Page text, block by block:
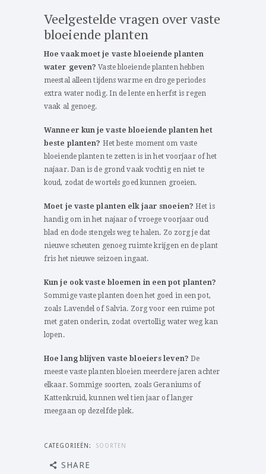
Veelgestelde vragen over vaste
bloeiende planten
Hoe vaak moet je vaste bloeiende planten
water geven? Vaste bloeiende planten hebben
meestal alleen tijdens warme en droge periodes
extra water nodig. In de lente en herfst is regen
vaak al genoeg.
Wanneer kun je vaste bloeiende planten het
beste planten? Het beste moment om vaste
bloeiende planten te zetten is in het voorjaar of het
najaar. Dan is de grond vaak vochtig en niet te
koud, zodat de wortels goed kunnen groeien.
Moet je vaste planten elk jaar snoeien? Het is
handig om in het najaar of vroege voorjaar oud
blad en dode stengels weg te halen. Zo zorg je dat
nieuwe scheuten genoeg ruimte krijgen en de plant
fris het nieuwe seizoen ingaat.
Kun je ook vaste bloemen in een pot planten?
Sommige vaste planten doen het goed in een pot,
zoals Lavendel of Salvia. Zorg voor een ruime pot
met gaten onderin, zodat overtollig water weg kan
lopen.
Hoe lang blijven vaste bloeiers leven? De
meeste vaste planten bloeien meerdere jaren achter
elkaar. Sommige soorten, zoals Geraniums of
Kattenkruid, kunnen wel tien jaar of langer
meegaan op dezelfde plek.
CATEGORIEËN: SOORTEN
SHARE